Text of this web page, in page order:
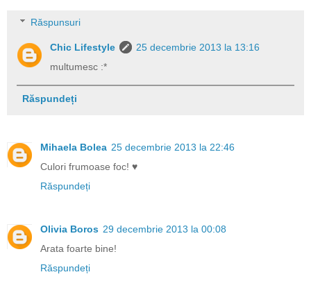
Răspunsuri
Chic Lifestyle
25 decembrie 2013 la 13:16
multumesc :*
Răspundeți
Mihaela Bolea 25 decembrie 2013 la 22:46
Culori frumoase foc! ♥
Răspundeți
Olivia Boros 29 decembrie 2013 la 00:08
Arata foarte bine!
Răspundeți